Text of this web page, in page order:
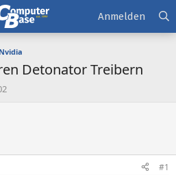
Anmelden
Detonator Treibern
#1